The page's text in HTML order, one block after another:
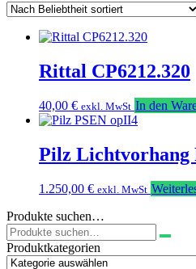
Rittal CP6212.320
40,00 € exkl. MwSt In den
Pilz Lichtvorhang
1.250,00 € exkl. MwSt
Produkte suchen…
Suchen
nach:
Produktkategorien